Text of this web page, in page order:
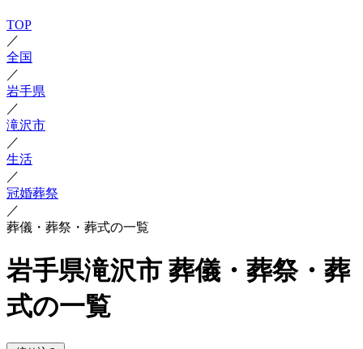
TOP
／
全国
／
岩手県
／
滝沢市
／
生活
／
冠婚葬祭
／
葬儀・葬祭・葬式の一覧
岩手県滝沢市 葬儀・葬祭・葬
式の一覧